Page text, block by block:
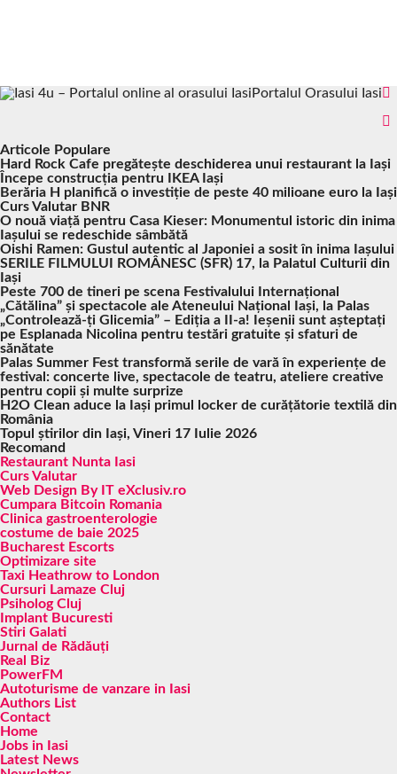
Portalul Orasului Iasi
Articole Populare
Hard Rock Cafe pregătește deschiderea unui restaurant la Iași
Începe construcția pentru IKEA Iași
Berăria H planifică o investiție de peste 40 milioane euro la Iași
Curs Valutar BNR
O nouă viață pentru Casa Kieser: Monumentul istoric din inima
Iașului se redeschide sâmbătă
Oishi Ramen: Gustul autentic al Japoniei a sosit în inima Iașului
SERILE FILMULUI ROMÂNESC (SFR) 17, la Palatul Culturii din
Iași
Peste 700 de tineri pe scena Festivalului Internațional
„Cătălina” și spectacole ale Ateneului Național Iași, la Palas
„Controlează-ți Glicemia” – Ediția a II-a! Ieșenii sunt așteptați
pe Esplanada Nicolina pentru testări gratuite și sfaturi de
sănătate
Palas Summer Fest transformă serile de vară în experiențe de
festival: concerte live, spectacole de teatru, ateliere creative
pentru copii și multe surprize
H2O Clean aduce la Iași primul locker de curățătorie textilă din
România
Topul știrilor din Iași, Vineri 17 Iulie 2026
Recomand
Restaurant Nunta Iasi
Curs Valutar
Web Design By IT eXclusiv.ro
Cumpara Bitcoin Romania
Clinica gastroenterologie
costume de baie 2025
Bucharest Escorts
Optimizare site
Taxi Heathrow to London
Cursuri Lamaze Cluj
Psiholog Cluj
Implant Bucuresti
Stiri Galati
Jurnal de Rădăuți
Real Biz
PowerFM
Autoturisme de vanzare in Iasi
Authors List
Contact
Home
Jobs in Iasi
Latest News